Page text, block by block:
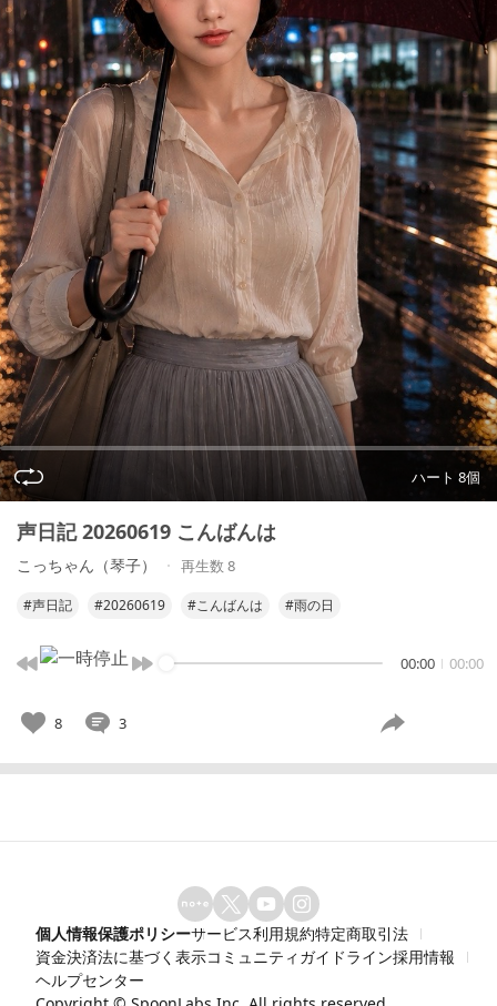
ハート 8個
声日記 20260619 こんばんは
こっちゃん（琴子） 再生数 8
#声日記 #20260619 #こんばんは #雨の日
00:00 00:00
8 3
個人情報保護ポリシーサービス利用規約特定商取引法
資金決済法に基づく表示コミュニティガイドライン採用情報
ヘルプセンター